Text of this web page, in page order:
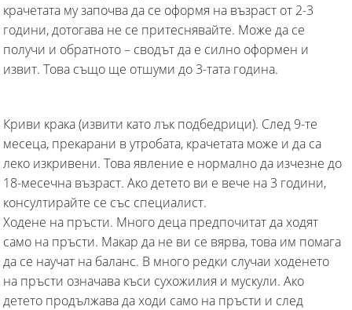
крачетата му започва да се оформя на възраст от 2-3
години, дотогава не се притеснявайте. Може да се
получи и обратното – сводът да е силно оформен и
извит. Това също ще отшуми до 3-тата година.
Криви крака (извити като лък подбедрици). След 9-те
месеца, прекарани в утробата, крачетата може и да са
леко изкривени. Това явление е нормално да изчезне до
18-месечна възраст. Ако детето ви е вече на 3 години,
консултирайте се със специалист.
Ходене на пръсти. Много деца предпочитат да ходят
само на пръсти. Макар да не ви се вярва, това им помага
да се научат на баланс. В много редки случаи ходенето
на пръсти означава къси сухожилия и мускули. Ако
детето продължава да ходи само на пръсти и след